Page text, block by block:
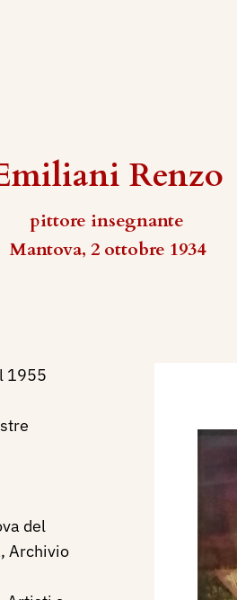
Renzo
pittore insegnante
Mantova, 2 ottobre 1934
1955
del
Archivio